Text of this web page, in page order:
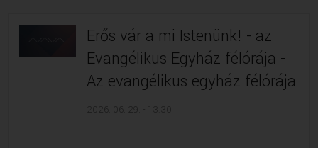
Erős vár a mi Istenünk! - az
Evangélikus Egyház félórája -
Az evangélikus egyház félórája